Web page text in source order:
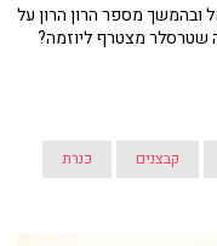
ובהמשך מספר הרון הרון על
מצטרף ליוזמה?
קבצנים כנרת